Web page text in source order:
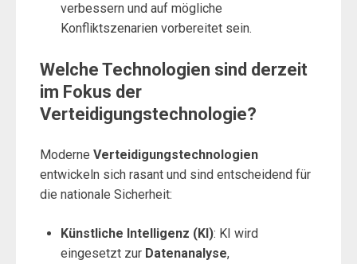
verbessern und auf mögliche
Konfliktszenarien vorbereitet sein.
Welche Technologien sind derzeit
im Fokus der
Verteidigungstechnologie?
Moderne Verteidigungstechnologien
entwickeln sich rasant und sind entscheidend für
die nationale Sicherheit:
Künstliche Intelligenz (KI): KI wird
eingesetzt zur Datenanalyse,